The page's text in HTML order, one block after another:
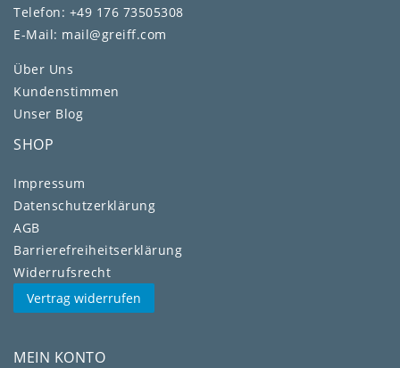
Telefon: +49 176 73505308
E-Mail: mail@greiff.com
Über Uns
Kundenstimmen
Unser Blog
SHOP
Impressum
Daten­schutz­erklärung
AGB
Barrierefreiheitserklärung
Widerrufs­recht
Vertrag widerrufen
MEIN KONTO